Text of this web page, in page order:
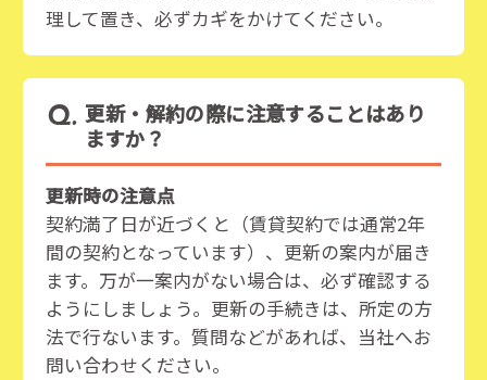
理して置き、必ずカギをかけてください。
更新・解約の際に注意することはあり
ますか？
更新時の注意点
契約満了日が近づくと（賃貸契約では通常2年
間の契約となっています）、更新の案内が届き
ます。万が一案内がない場合は、必ず確認する
ようにしましょう。更新の手続きは、所定の方
法で行ないます。質問などがあれば、当社へお
問い合わせください。